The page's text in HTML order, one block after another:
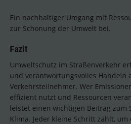
Ein nachhaltiger Umgang mit
zur Schonung der Umwelt bei.
Fazit
Umweltschutz im Straßenverkehr
und verantwortungsvolles Handeln
Verkehrsteilnehmer. Wer
effizient nutzt und Ressourcen
leistet einen wichtigen Beitrag zum
Klima. Jeder kleine Schritt zählt,